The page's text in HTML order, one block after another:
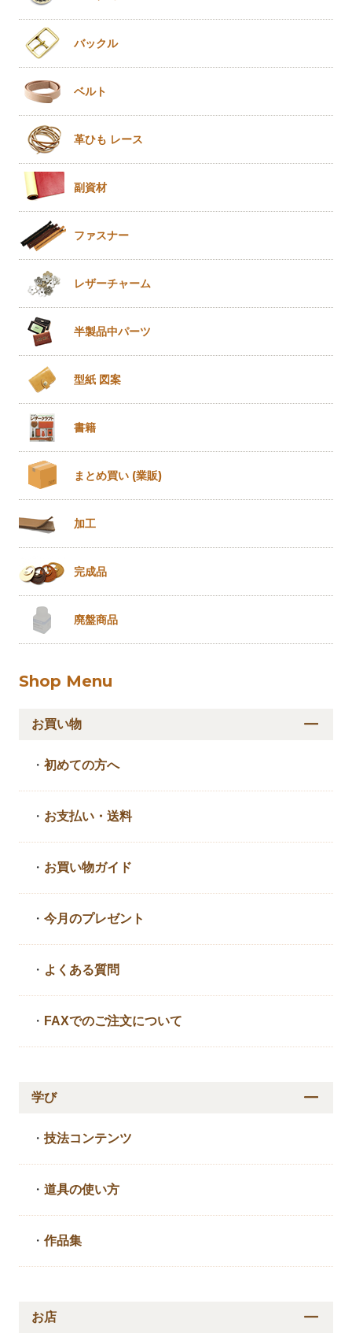
バックル
ベルト
革ひも レース
副資材
ファスナー
レザーチャーム
半製品中パーツ
型紙 図案
書籍
まとめ買い (業販)
加工
完成品
廃盤商品
Shop Menu
お買い物
・初めての方へ
・ お支払い・送料
・ お買い物ガイド
・今月のプレゼント
・ よくある質問
・ FAXでのご注文について
学び
・技法コンテンツ
・道具の使い方
・作品集
お店